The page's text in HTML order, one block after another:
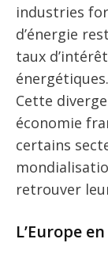
industries
d’énergie
taux
énergétiques.
Cette
économie
certains
retrouver
L’Europe